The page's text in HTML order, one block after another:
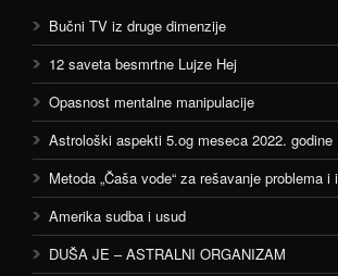
Bučni TV iz druge dimenzije
12 saveta besmrtne Lujze Hej
Opasnost mentalne manipulacije
Astrološki aspekti 5.og meseca 2022. godine
Metoda „Čaša vode“ za rešavanje problema i
Amerika sudba i usud
DUŠA JE – ASTRALNI ORGANIZAM